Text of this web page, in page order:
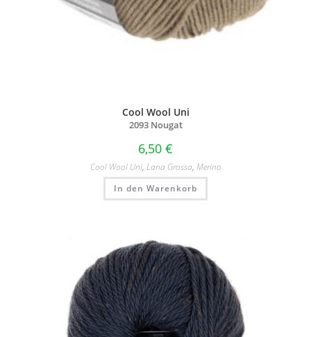
Cool Wool Uni
2093 Nougat
6,50 €
Cool Wool Uni, Lana Grossa, Merino
In den Warenkorb